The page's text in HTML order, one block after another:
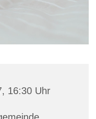
16:30 Uhr